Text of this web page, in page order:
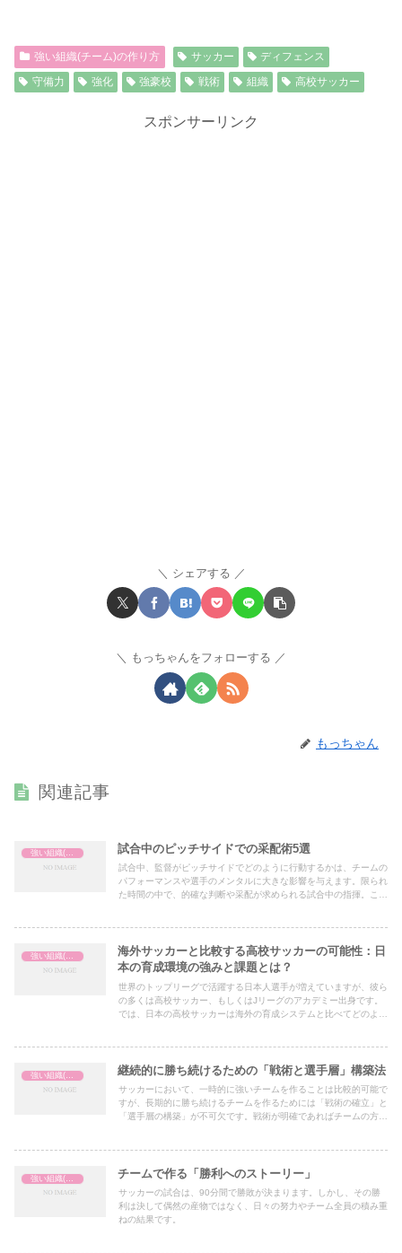
強い組織(チーム)の作り方 サッカー
ディフェンス
守備力
強化 強豪校 戦術 組織 高校サッカー
スポンサーリンク
シェアする
もっちゃんをフォローする
もっちゃん
関連記事
試合中のピッチサイドでの采配術5選
試合中、監督がピッチサイドでどのように行動するかは、チームの
パフォーマンスや選手のメンタルに大きな影響を与えます。限られ
た時間の中で、的確な判断や采配が求められる試合中の指揮。ここ
海外サッカーと比較する高校サッカーの可能性：日
本の育成環境の強みと課題とは？
世界のトップリーグで活躍する日本人選手が増えていますが、彼ら
の多くは高校サッカー、もしくはJリーグのアカデミー出身です。
では、日本の高校サッカーは海外の育成システムと比べてどのよう
継続的に勝ち続けるための「戦術と選手層」構築法
サッカーにおいて、一時的に強いチームを作ることは比較的可能で
すが、長期的に勝ち続けるチームを作るためには「戦術の確立」と
「選手層の構築」が不可欠です。戦術が明確であればチームの方向
チームで作る「勝利へのストーリー」
サッカーの試合は、90分間で勝敗が決まります。しかし、その勝
利は決して偶然の産物ではなく、日々の努力やチーム全員の積み重
ねの結果です。